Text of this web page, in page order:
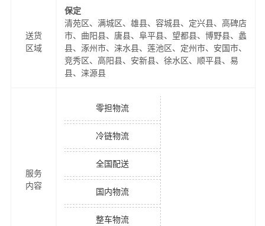
送货
区域
保定
清苑区、满城区、雄县、容城县、定兴县、高碑店
市、曲阳县、唐县、阜平县、望都县、博野县、蠡
县、涿州市、涞水县、莲池区、定州市、安国市、
竞秀区、高阳县、安新县、徐水区、顺平县、易
县、涞源县
服务
内容
零担物流
冷链物流
全国配送
国内物流
整车物流